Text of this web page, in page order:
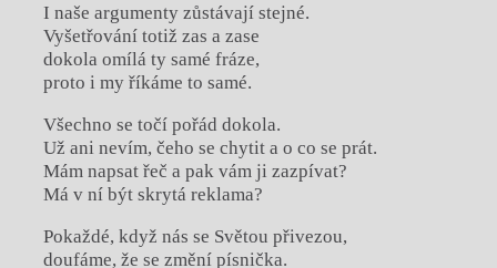
I naše argumenty zůstávají stejné.
Vyšetřování totiž zas a zase
dokola omílá ty samé fráze,
proto i my říkáme to samé.
Všechno se točí pořád dokola.
Už ani nevím, čeho se chytit a o co se prát.
Mám napsat řeč a pak vám ji zazpívat?
Má v ní být skrytá reklama?
Pokaždé, když nás se Světou přivezou,
doufáme, že se změní písnička.